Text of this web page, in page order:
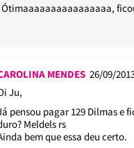
Ótimaaaaaaaaaaaaaaaa,
MENDES 26/09/
Ju,
pensou pagar 129 Dilmas e
Meldels rs
bem que essa deu certo.